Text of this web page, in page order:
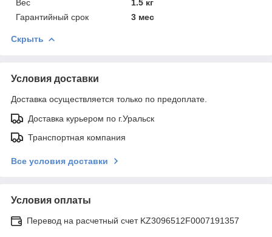
Вес
1.5 кг
Гарантийный срок
3 мес
Скрыть
Условия доставки
Доставка осуществляется только по предоплате.
Доставка курьером по г.Уральск
Транспортная компания
Все условия доставки
Условия оплаты
Перевод на расчетный счет KZ3096512F0007191357